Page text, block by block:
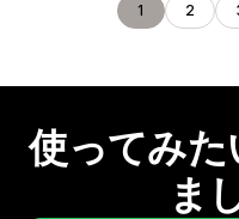
1 2
使ってみた
ま